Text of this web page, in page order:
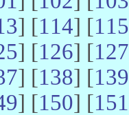
] [114] [115
] [126] [127
] [138] [139
] [150] [151